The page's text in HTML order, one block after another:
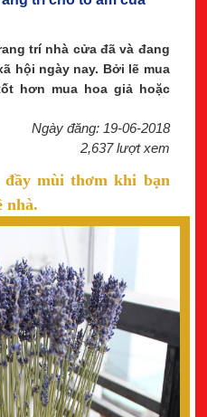
trí nhà cửa đã và đang
hội ngày nay. Bởi lẽ mua
hơn mua hoa giả hoặc
Ngày đăng: 19-06-2018
2,637 lượt xem
đầy mùi thơm khi bạn
nhà.